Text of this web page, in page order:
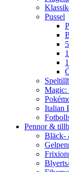
Pussel
Magic:
Italian
Pennor &
Bläck-